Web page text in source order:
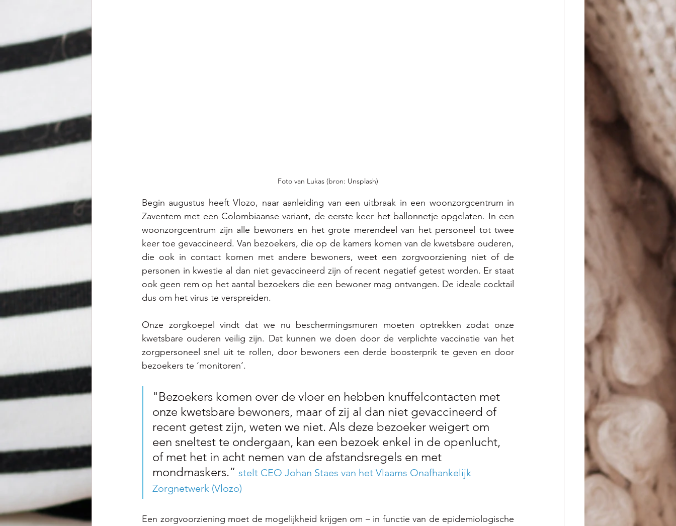
Foto van Lukas (bron: Unsplash)
Begin augustus heeft Vlozo, naar aanleiding van een uitbraak in een woonzorgcentrum in
Zaventem met een Colombiaanse variant, de eerste keer het ballonnetje opgelaten. In een
woonzorgcentrum zijn alle bewoners en het grote merendeel van het personeel tot twee
keer toe gevaccineerd. Van bezoekers, die op de kamers komen van de kwetsbare ouderen,
die ook in contact komen met andere bewoners, weet een zorgvoorziening niet of de
personen in kwestie al dan niet gevaccineerd zijn of recent negatief getest worden. Er staat
ook geen rem op het aantal bezoekers die een bewoner mag ontvangen. De ideale cocktail
dus om het virus te verspreiden.
Onze zorgkoepel vindt dat we nu beschermingsmuren moeten optrekken zodat onze
kwetsbare ouderen veilig zijn. Dat kunnen we doen door de verplichte vaccinatie van het
zorgpersoneel snel uit te rollen, door bewoners een derde boosterprik te geven en door
bezoekers te ‘monitoren’.
"Bezoekers komen over de vloer en hebben knuffelcontacten met
onze kwetsbare bewoners, maar of zij al dan niet gevaccineerd of
recent getest zijn, weten we niet. Als deze bezoeker weigert om
een sneltest te ondergaan, kan een bezoek enkel in de openlucht,
of met het in acht nemen van de afstandsregels en met
mondmaskers.“ stelt CEO Johan Staes van het Vlaams Onafhankelijk
Zorgnetwerk (Vlozo)
Een zorgvoorziening moet de mogelijkheid krijgen om – in functie van de epidemiologische